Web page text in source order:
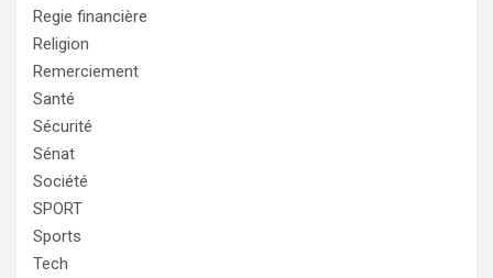
Regie financière
Religion
Remerciement
Santé
Sécurité
Sénat
Société
SPORT
Sports
Tech